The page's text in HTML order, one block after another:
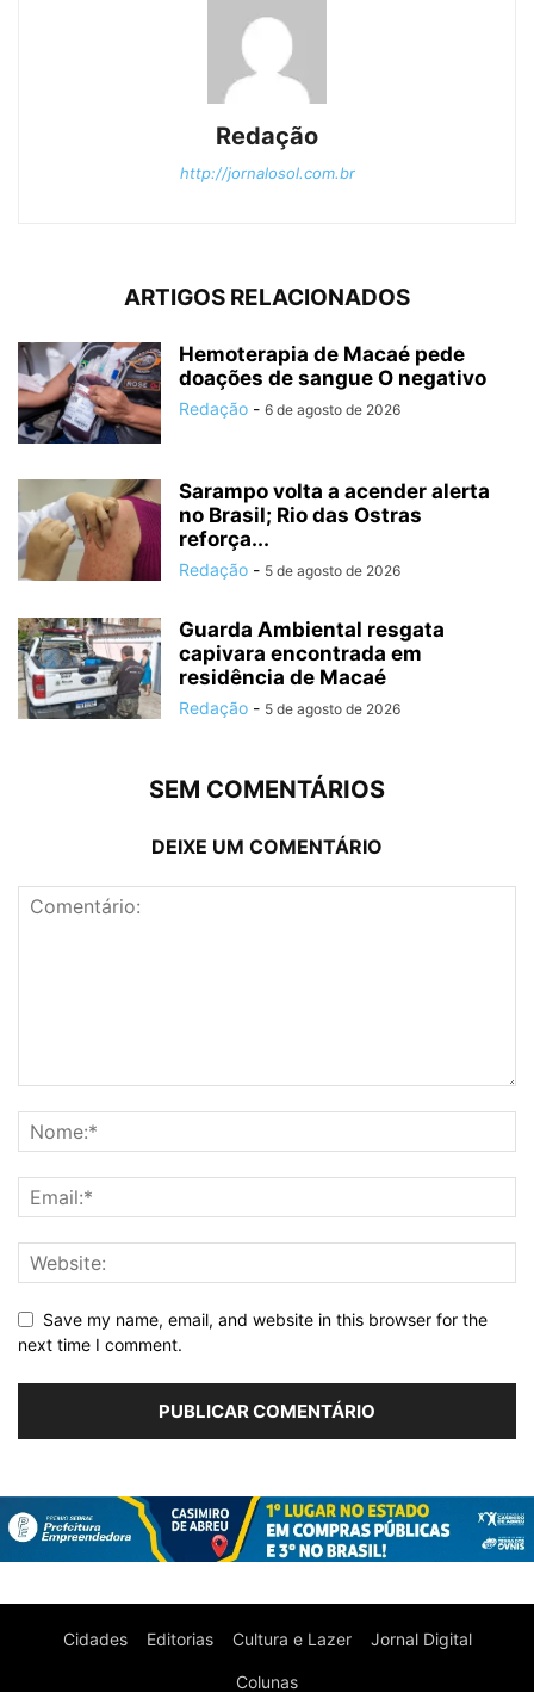
Redação
http://jornalosol.com.br
ARTIGOS RELACIONADOS
Hemoterapia de Macaé pede
doações de sangue O negativo
Redação - 6 de agosto de 2026
Sarampo volta a acender alerta
no Brasil; Rio das Ostras
reforça...
Redação - 5 de agosto de 2026
Guarda Ambiental resgata
capivara encontrada em
residência de Macaé
Redação - 5 de agosto de 2026
SEM COMENTÁRIOS
DEIXE UM COMENTÁRIO
Save my name, email, and website in this browser for the
next time I comment.
Cidades Editorias Cultura e Lazer Jornal Digital
Colunas